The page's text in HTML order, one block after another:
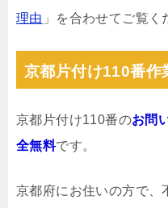
理由 」を合わせてご覧く
京都片付け110番作
京都片付け110番のお問
全無料です。
京都府にお住いの方で、